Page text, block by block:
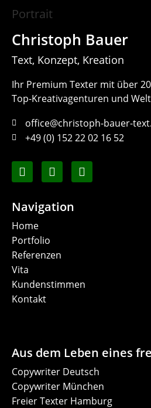
Christoph Bauer
Text, Konzept, Kreation
Ihr Premium Texter mit über
Top-Kreativagenturen und
office@christoph-bauer-
+49 (0) 152 22 02 16 52
Navigation
Home
Portfolio
Referenzen
Vita
Kundenstimmen
Kontakt
Aus dem Leben eines
Copywriter Deutsch
Copywriter München
Freier Texter Hamburg